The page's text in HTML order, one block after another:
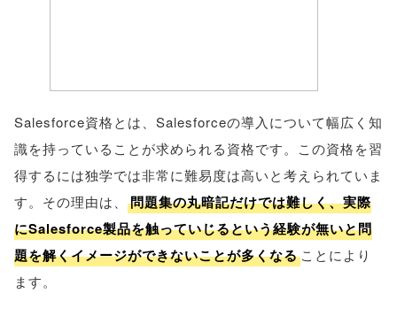
Salesforce資格とは、Salesforceの導入について幅広く知
識を持っていることが求められる資格です。この資格を習
得するには独学では非常に難易度は高いと考えられていま
す。その理由は、
問題集の丸暗記だけでは難しく、実際
にSalesforce製品を触っていじるという経験が無いと問
題を解くイメージができないことが多くなる ことにより
ます。